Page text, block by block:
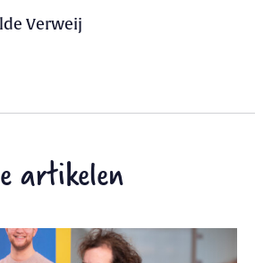
Verweij
artikelen